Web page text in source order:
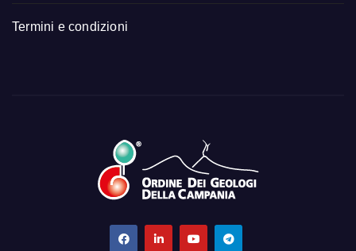
Termini e condizioni